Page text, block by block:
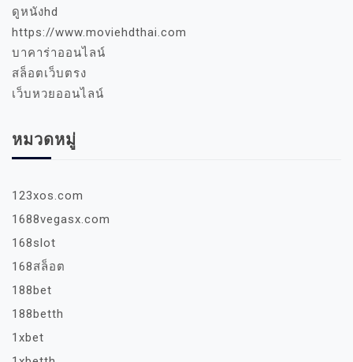
ดูหนังhd
https://www.moviehdthai.com
บาคาร่าออนไลน์
สล็อตเว็บตรง
เว็บหวยออนไลน์
หมวดหมู่
123xos.com
1688vegasx.com
168slot
168สล็อต
188bet
188betth
1xbet